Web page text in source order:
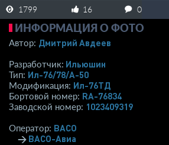
1799 16 0
ИНФОРМАЦИЯ О ФОТО
Автор: Дмитрий Авдеев
Разработчик: Ильюшин
Тип: Ил-76/78/А-50
Модификация: Ил-76ТД
Бортовой номер: RA-76834
Заводской номер: 1023409319
Оператор: ВАСО
→ ВАСО-Авиа